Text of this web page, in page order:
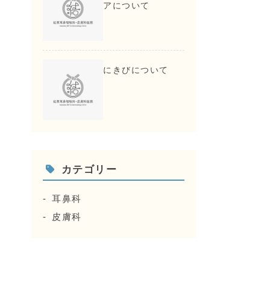
アについて
にきびについて
カテゴリー
耳鼻科
皮膚科